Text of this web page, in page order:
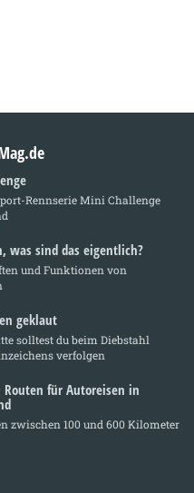
Rennserie Mini Challenge
was sind das eigentlich?
und Funktionen von
geklaut
solltest du beim Diebstahl
verfolgen
Routen für Autoreisen in
zwischen 100 und 600 Kilometer